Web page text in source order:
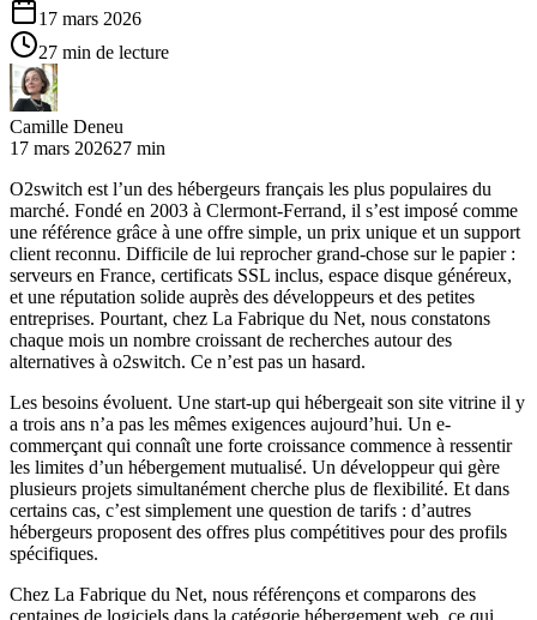
17 mars 2026
27 min de lecture
Camille Deneu
17 mars 202627 min
O2switch est l’un des hébergeurs français les plus populaires du
marché. Fondé en 2003 à Clermont-Ferrand, il s’est imposé comme
une référence grâce à une offre simple, un prix unique et un support
client reconnu. Difficile de lui reprocher grand-chose sur le papier :
serveurs en France, certificats SSL inclus, espace disque généreux,
et une réputation solide auprès des développeurs et des petites
entreprises. Pourtant, chez La Fabrique du Net, nous constatons
chaque mois un nombre croissant de recherches autour des
alternatives à o2switch. Ce n’est pas un hasard.
Les besoins évoluent. Une start-up qui hébergeait son site vitrine il y
a trois ans n’a pas les mêmes exigences aujourd’hui. Un e-
commerçant qui connaît une forte croissance commence à ressentir
les limites d’un hébergement mutualisé. Un développeur qui gère
plusieurs projets simultanément cherche plus de flexibilité. Et dans
certains cas, c’est simplement une question de tarifs : d’autres
hébergeurs proposent des offres plus compétitives pour des profils
spécifiques.
Chez La Fabrique du Net, nous référençons et comparons des
centaines de logiciels dans la catégorie hébergement web, ce qui